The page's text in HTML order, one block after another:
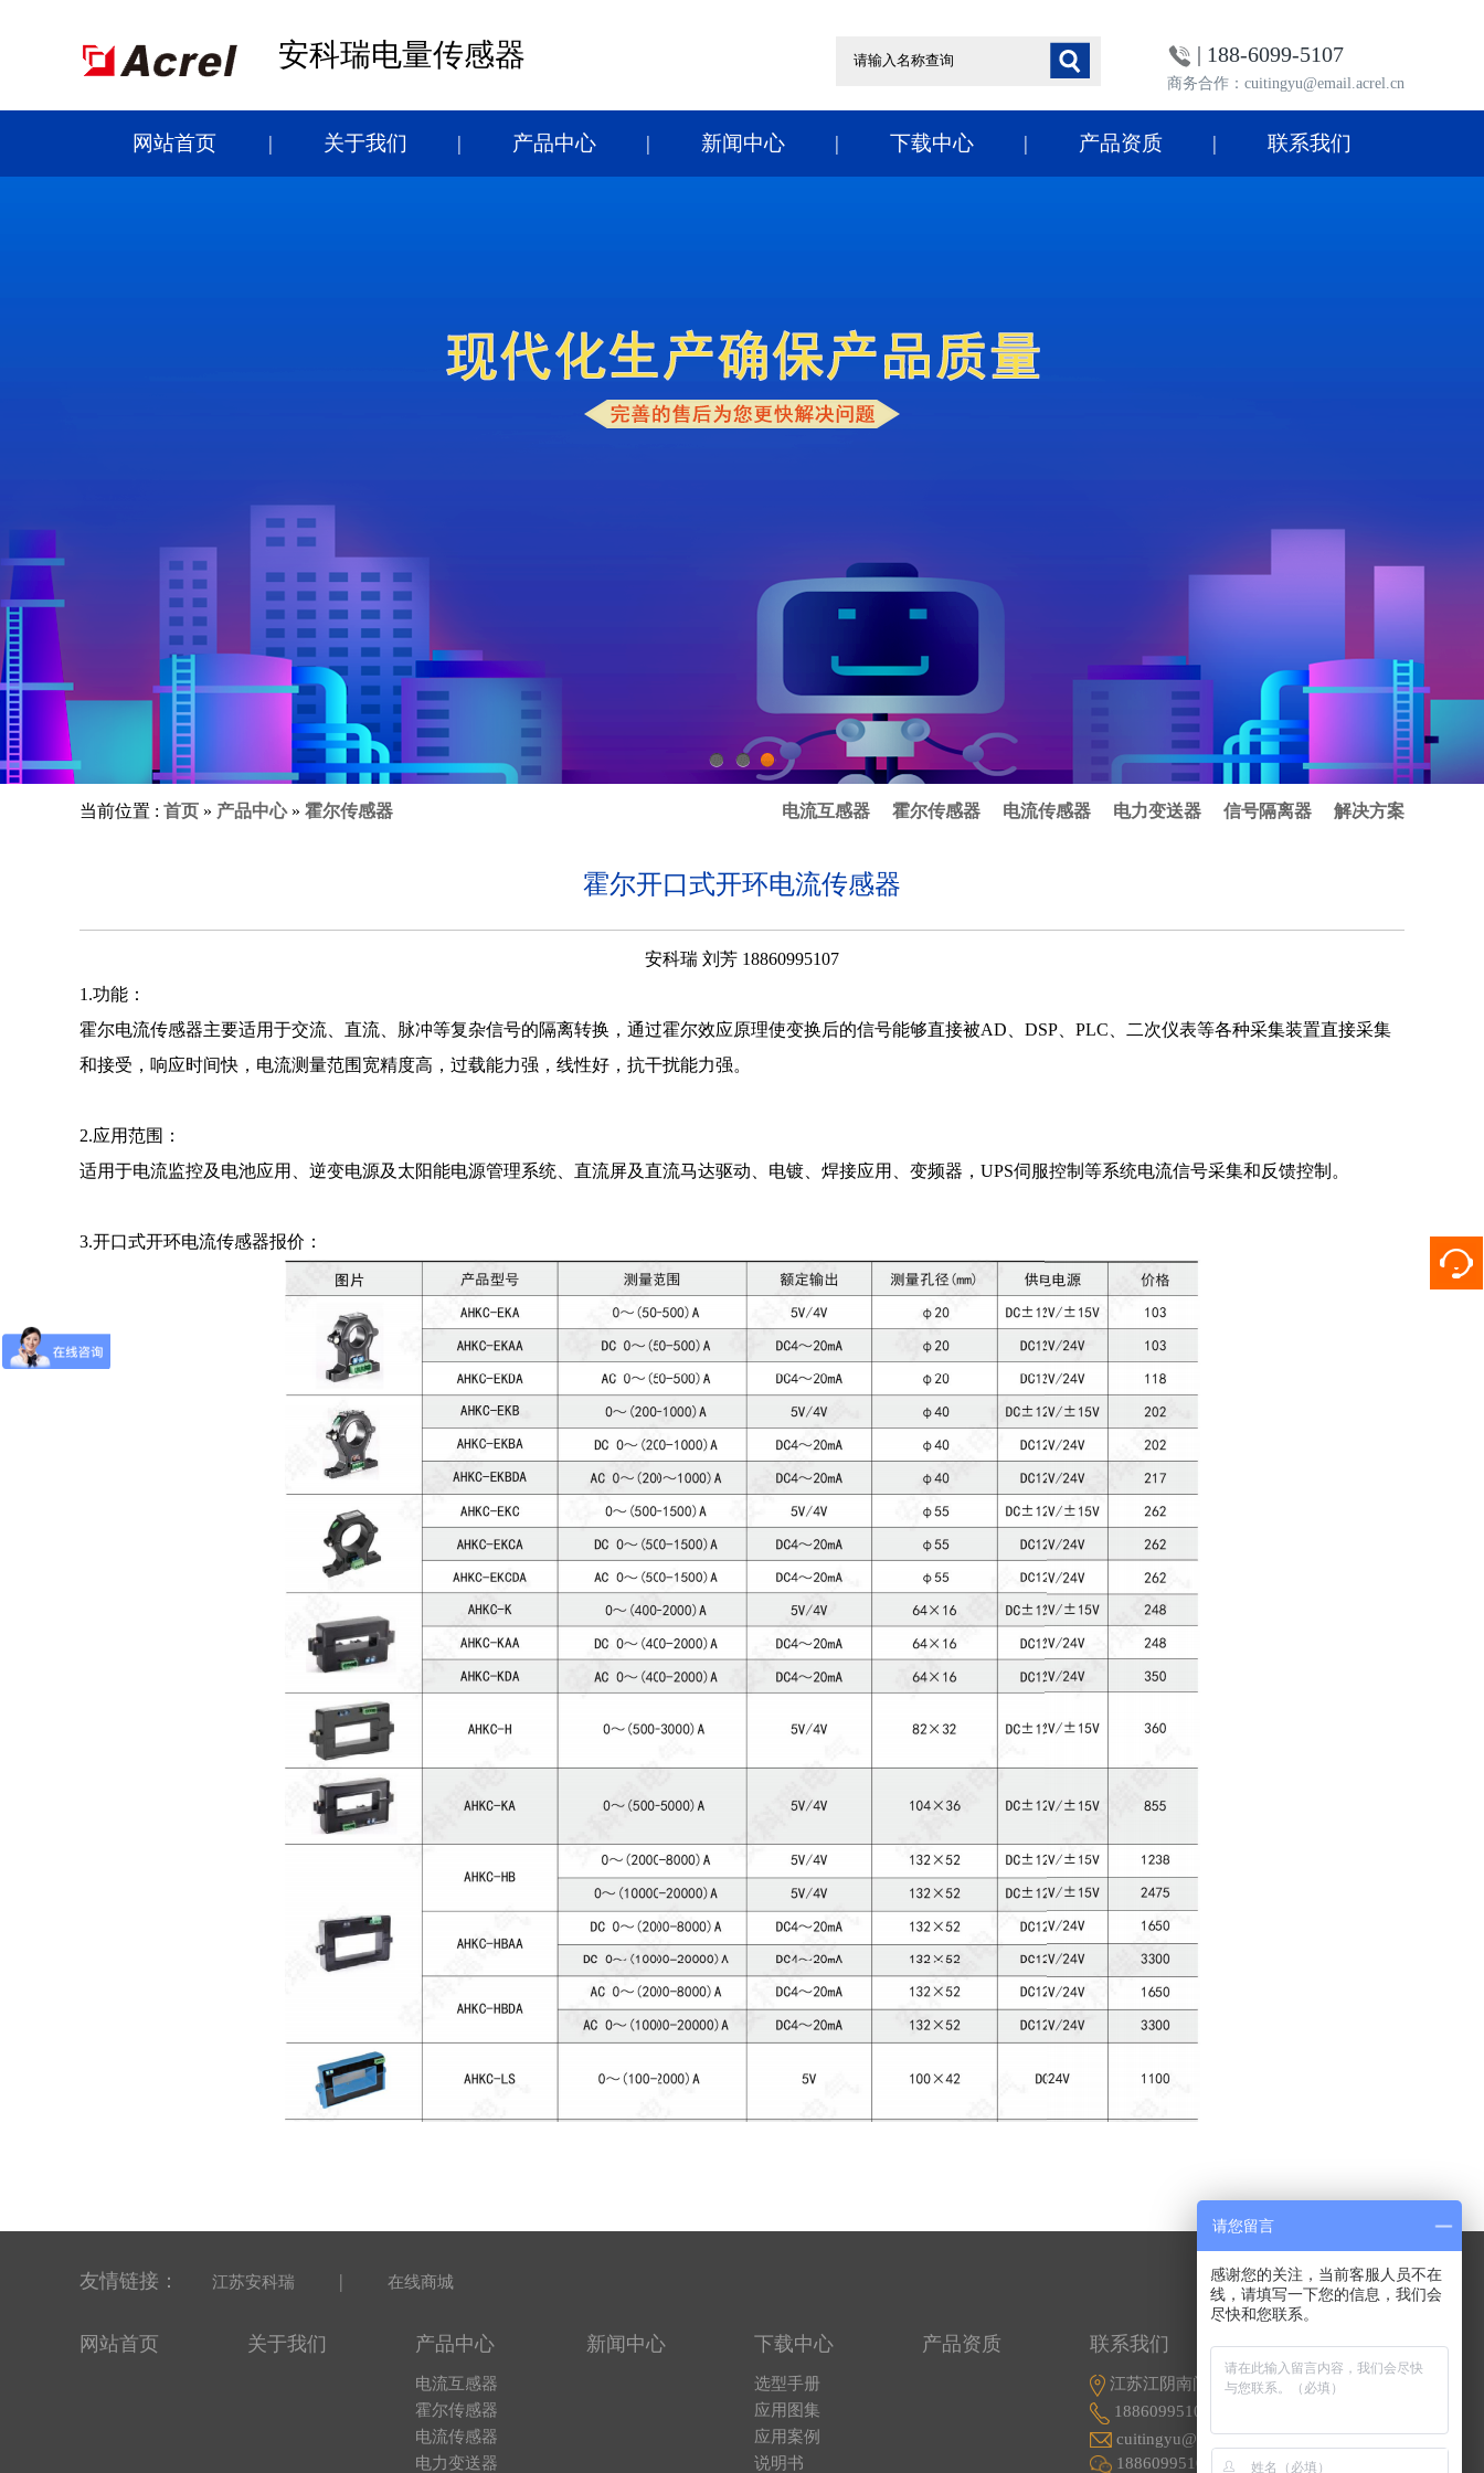
安科瑞电量传感器 | 188-6099-5107
商务合作：cuitingyu@email.acrel.cn
网站首页 关于我们 产品中心 新闻中心 下载中心 产品资质 联系我们
1 2
3
当前位置 : 首页 » 产品中心» 霍尔传感器 电流互感器 霍尔传感器 电流传感器 电力变送器 信号隔离器 解决方案
霍尔开口式开环电流传感器
安科瑞 刘芳 18860995107
1.功能：
霍尔电流传感器主要适用于交流、直流、脉冲等复杂信号的隔离转换，通过霍尔效应原理使变换后的信号能够直接被AD、DSP、PLC、二次仪表等各种采集装置直接采集
和接受，响应时间快，电流测量范围宽精度高，过载能力强，线性好，抗干扰能力强。
2.应用范围：
适用于电流监控及电池应用、逆变电源及太阳能电源管理系统、直流屏及直流马达驱动、电镀、焊接应用、变频器，UPS伺服控制等系统电流信号采集和反馈控制。
3.开口式开环电流传感器报价：
友情链接： 江苏安科瑞 | 在线商城
网站首页 关于我们 产品中心
电流互感器
霍尔传感器
电流传感器
电力变送器
新闻中心 下载中心
选型手册
应用图集
应用案例
说明书
产品资质 联系我们
江苏江阴南闸东盟工业园东盟路5号
18860995107
cuitingyu@email.acrel.cn
18860995107
请您留言
感谢您的关注，当前客服人员不在
线，请填写一下您的信息，我们会
尽快和您联系。